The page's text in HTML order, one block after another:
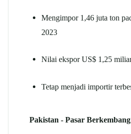
Mengimpor 1,46 juta ton
2023
Nilai ekspor US$ 1,25
Tetap menjadi importir
Pakistan - Pasar